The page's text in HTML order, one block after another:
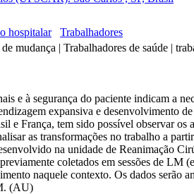
hospitalar
Trabalhadores
mudança | Trabalhadores de saúde |
e à segurança do paciente indicam a
expansiva e desenvolvimento
e França, tem sido possível observar os
as transformações no trabalho a
na unidade de Reanimação
coletados em sessões de LM
naquele contexto. Os dados serão
(AU)